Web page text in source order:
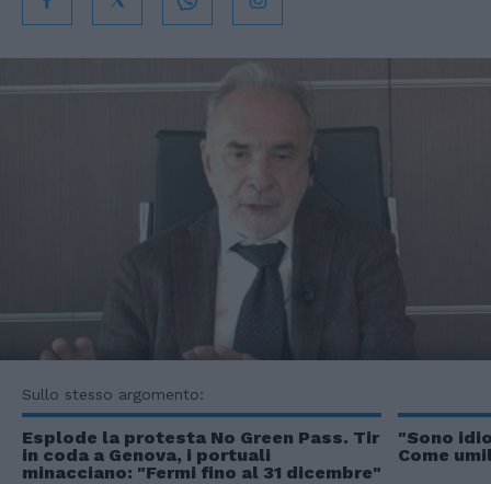
Sullo stesso argomento:
Esplode la protesta No Green Pass. Tir
in coda a Genova, i portuali
minacciano: "Fermi fino al 31 dicembre"
"Sono
Come